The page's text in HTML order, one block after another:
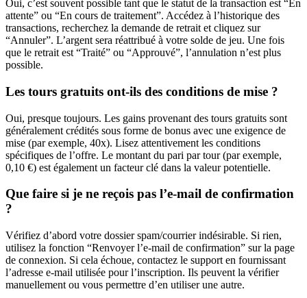
Oui, c’est souvent possible tant que le statut de la transaction est “En
attente” ou “En cours de traitement”. Accédez à l’historique des
transactions, recherchez la demande de retrait et cliquez sur
“Annuler”. L’argent sera réattribué à votre solde de jeu. Une fois
que le retrait est “Traité” ou “Approuvé”, l’annulation n’est plus
possible.
Les tours gratuits ont-ils des conditions de mise ?
Oui, presque toujours. Les gains provenant des tours gratuits sont
généralement crédités sous forme de bonus avec une exigence de
mise (par exemple, 40x). Lisez attentivement les conditions
spécifiques de l’offre. Le montant du pari par tour (par exemple,
0,10 €) est également un facteur clé dans la valeur potentielle.
Que faire si je ne reçois pas l’e-mail de confirmation
?
Vérifiez d’abord votre dossier spam/courrier indésirable. Si rien,
utilisez la fonction “Renvoyer l’e-mail de confirmation” sur la page
de connexion. Si cela échoue, contactez le support en fournissant
l’adresse e-mail utilisée pour l’inscription. Ils peuvent la vérifier
manuellement ou vous permettre d’en utiliser une autre.